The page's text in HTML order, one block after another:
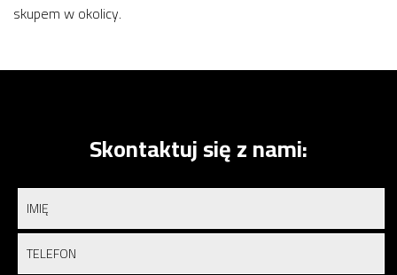
skupem w okolicy.
Skontaktuj się z nami: